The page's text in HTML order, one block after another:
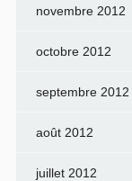
novembre 2012
octobre 2012
septembre 2012
août 2012
juillet 2012